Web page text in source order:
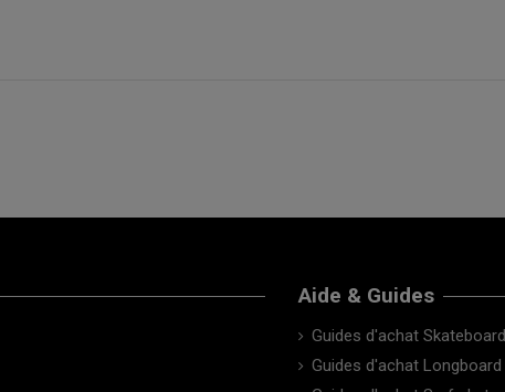
Aide & Guides
Guides d'achat Skateboard
Guides d'achat Longboard